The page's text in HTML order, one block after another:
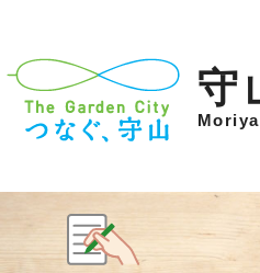
守